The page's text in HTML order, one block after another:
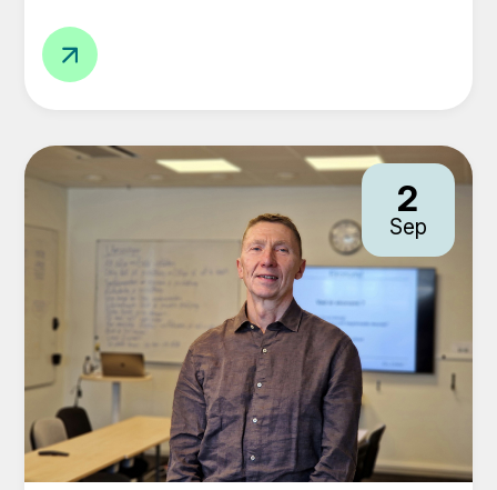
Genomförandeprogram
för
energieffektivisering
–
resultat
dagar
2
Sep